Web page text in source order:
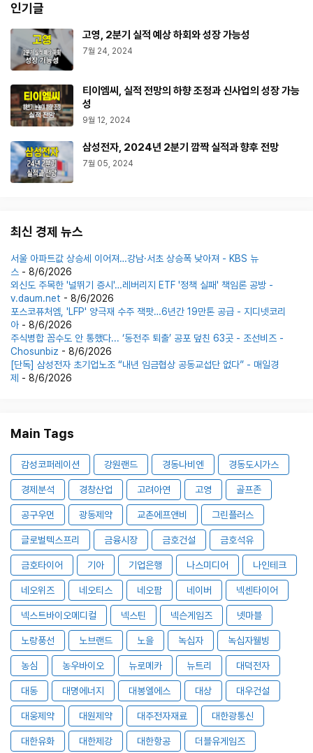
인기글
고영, 2분기 실적 예상 하회와 성장 가능성
7월 24, 2024
티이엠씨, 실적 전망의 하향 조정과 신사업의 성장 가능
성
9월 12, 2024
삼성전자, 2024년 2분기 깜짝 실적과 향후 전망
7월 05, 2024
최신 경제 뉴스
서울 아파트값 상승세 이어져…강남·서초 상승폭 낮아져 - KBS 뉴
스 - 8/6/2026
외신도 주목한 '널뛰기 증시'…레버리지 ETF '정책 실패' 책임론 공방 -
v.daum.net - 8/6/2026
포스코퓨처엠, 'LFP' 양극재 수주 잭팟…6년간 19만톤 공급 - 지디넷코리
아 - 8/6/2026
주식병합 꼼수도 안 통했다... ‘동전주 퇴출’ 공포 덮친 63곳 - 조선비즈 -
Chosunbiz - 8/6/2026
[단독] 삼성전자 초기업노조 “내년 임금협상 공동교섭단 없다” - 매일경
제 - 8/6/2026
Main Tags
감성코퍼레이션 강원랜드 경동나비엔 경동도시가스
경제분석 경창산업 고려아연 고영 골프존
공구우먼 광동제약 교촌에프앤비 그린플러스
글로벌텍스프리 금융시장 금호건설 금호석유
금호타이어 기아 기업은행 나스미디어 나인테크
네오위즈 네오티스 네오팜 네이버 넥센타이어
넥스트바이오메디컬 넥스틴 넥슨게임즈 넷마블
노랑풍선 노브랜드 노을 녹십자 녹십자웰빙
농심 농우바이오 뉴로메카 뉴트리 대덕전자
대동 대명에너지 대봉엘에스 대상 대우건설
대웅제약 대원제약 대주전자재료 대한광통신
대한유화 대한제강 대한항공 더블유게임즈